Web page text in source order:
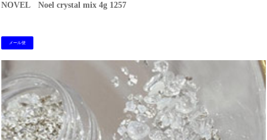
NOVEL Noel crystal mix 4g 1257
メール便